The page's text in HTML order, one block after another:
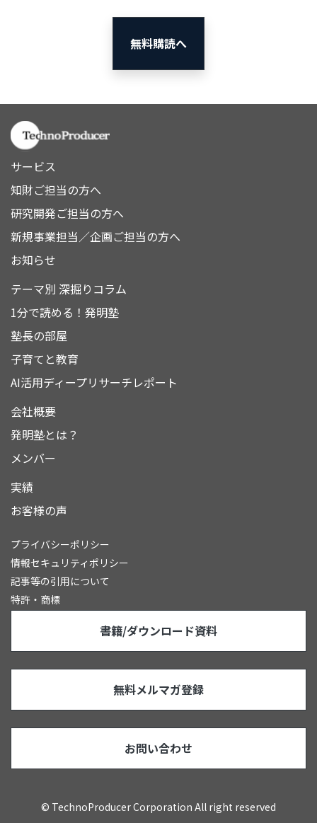
無料購読へ
サービス
知財ご担当の方へ
研究開発ご担当の方へ
新規事業担当／企画ご担当の方へ
お知らせ
テーマ別 深掘りコラム
1分で読める！発明塾
塾長の部屋
子育てと教育
AI活用ディープリサーチレポート
会社概要
発明塾とは？
メンバー
実績
お客様の声
プライバシーポリシー
情報セキュリティポリシー
記事等の引用について
特許・商標
書籍/ダウンロード資料
無料メルマガ登録
お問い合わせ
© TechnoProducer Corporation All right reserved